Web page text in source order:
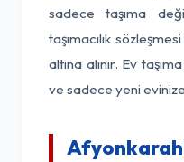
sadece taşıma
taşımacılık
altına alınır. Ev
ve sadece yeni